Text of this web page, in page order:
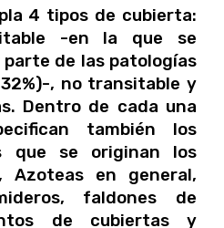
4 tipos de cubierta:
-en la que se
de las patologías
, no transitable y
Dentro de cada una
también los
que se originan los
Azoteas en general,
faldones de
de cubiertas y